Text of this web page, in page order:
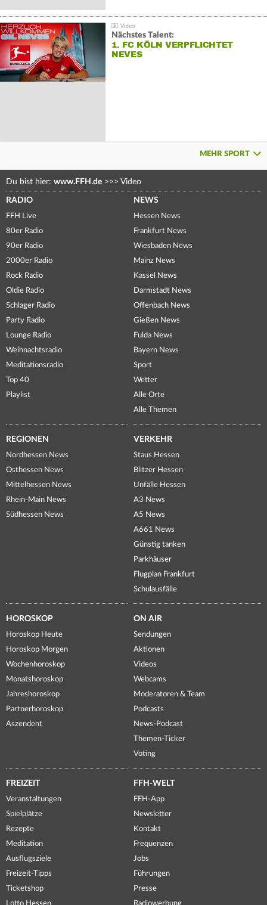
Nächstes Talent:
1. FC KÖLN VERPFLICHTET
NEVES
MEHR SPORT
Du bist hier: www.FFH.de >>> Video
RADIO
FFH Live
80er Radio
90er Radio
2000er Radio
Rock Radio
Oldie Radio
Schlager Radio
Party Radio
Lounge Radio
Weihnachtsradio
Meditationsradio
Top 40
Playlist
NEWS
Hessen News
Frankfurt News
Wiesbaden News
Mainz News
Kassel News
Darmstadt News
Offenbach News
Gießen News
Fulda News
Bayern News
Sport
Wetter
Alle Orte
Alle Themen
REGIONEN
Nordhessen News
Osthessen News
Mittelhessen News
Rhein-Main News
Südhessen News
VERKEHR
Staus Hessen
Blitzer Hessen
Unfälle Hessen
A3 News
A5 News
A661 News
Günstig tanken
Parkhäuser
Flugplan Frankfurt
Schulausfälle
HOROSKOP
Horoskop Heute
Horoskop Morgen
Wochenhoroskop
Monatshoroskop
Jahreshoroskop
Partnerhoroskop
Aszendent
ON AIR
Sendungen
Aktionen
Videos
Webcams
Moderatoren & Team
Podcasts
News-Podcast
Themen-Ticker
Voting
FREIZEIT
Veranstaltungen
Spielplätze
Rezepte
Meditation
Ausflugsziele
Freizeit-Tipps
Ticketshop
Lotto Hessen
FFH-WELT
FFH-App
Newsletter
Kontakt
Frequenzen
Jobs
Führungen
Presse
Radiowerbung